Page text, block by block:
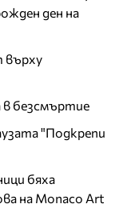
ден на
върху
безсмъртие
"Подкрепи
бяха
на Monaco Art